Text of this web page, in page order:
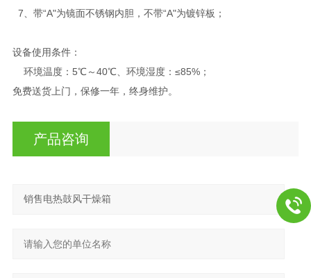
7、带“A"为镜面不锈钢内胆，不带“A"为镀锌板；
设备使用条件：
环境温度：5℃～40℃、环境湿度：≤85%；
免费送货上门，保修一年，终身维护。
产品咨询